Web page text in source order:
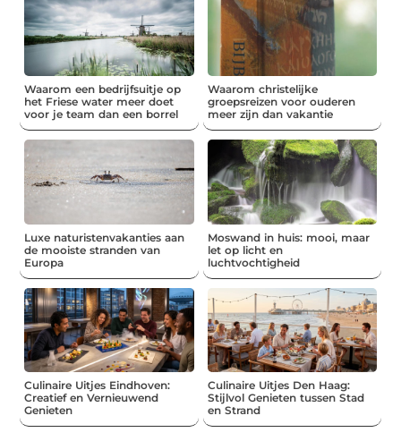
Waarom een bedrijfsuitje op
het Friese water meer doet
voor je team dan een borrel
Waarom christelijke
groepsreizen voor ouderen
meer zijn dan vakantie
Luxe naturistenvakanties aan
de mooiste stranden van
Europa
Moswand in huis: mooi, maar
let op licht en
luchtvochtigheid
Culinaire Uitjes Eindhoven:
Creatief en Vernieuwend
Genieten
Culinaire Uitjes Den Haag:
Stijlvol Genieten tussen Stad
en Strand